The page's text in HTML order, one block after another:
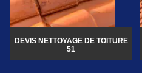
DEVIS NETTOYAGE DE TOITURE
51